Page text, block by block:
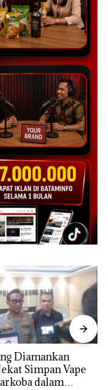
Diamankan
Simpan Vape
dalam